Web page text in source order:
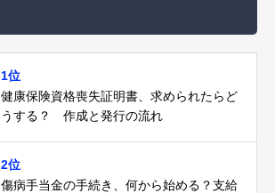
1位
健康保険資格喪失証明書、求められたらど
うする？ 作成と発行の流れ
2位
傷病手当金の手続き、何から始める？支給